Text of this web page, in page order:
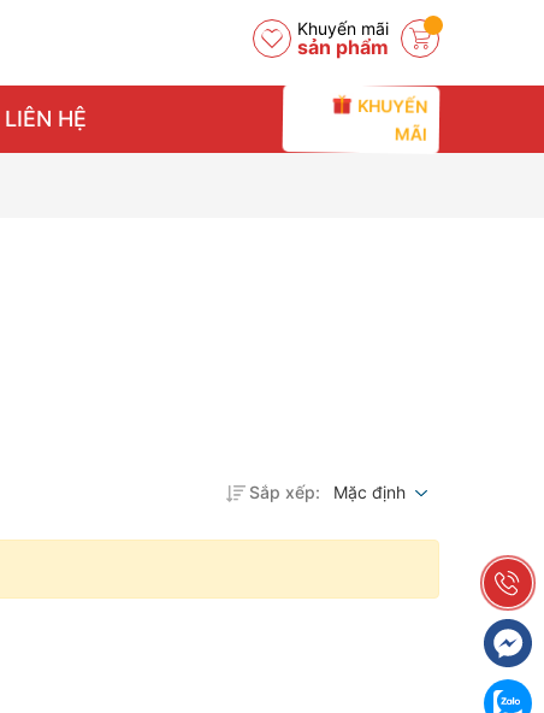
Khuyến mãi
sản phẩm
LIÊN HỆ
KHUYẾN
MÃI
Sắp xếp: Mặc định